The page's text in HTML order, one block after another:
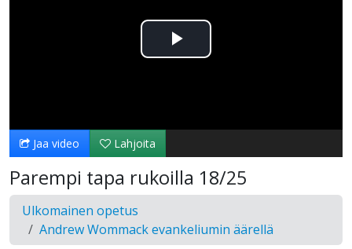
Toista
Jaa video Lahjoita
Parempi tapa rukoilla 18/25
Ulkomainen opetus
Andrew Wommack evankeliumin äärellä